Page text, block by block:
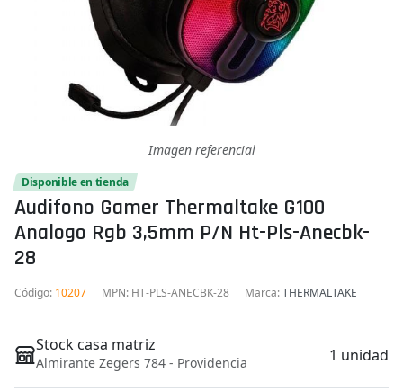
Imagen referencial
Disponible en tienda
Audifono Gamer Thermaltake G100
Analogo Rgb 3,5mm P/n Ht-Pls-Anecbk-
28
Código: 10207 MPN: HT-PLS-ANECBK-28 Marca:THERMALTAKE
Stock casa matriz
Almirante Zegers 784 - Providencia 1 unidad